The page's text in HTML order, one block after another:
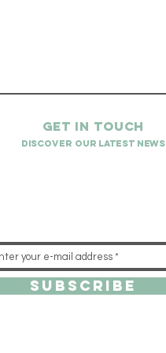
Get in touch
Discover our latest news
Subscribe